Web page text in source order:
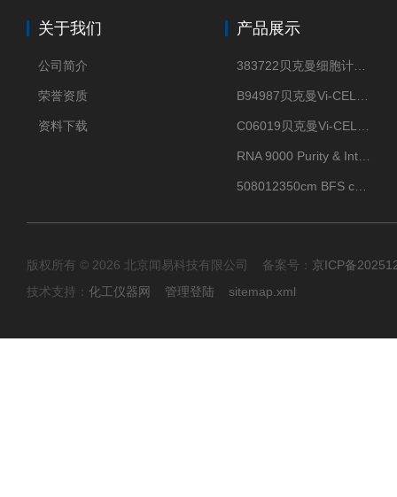
关于我们
公司简介
荣誉资质
资料下载
产品展示
版权所有 © 2026 北京闻易科技有限公司 备案号： 京ICP备
技术支持： 化工仪器网 管理登陆 sitemap.xml